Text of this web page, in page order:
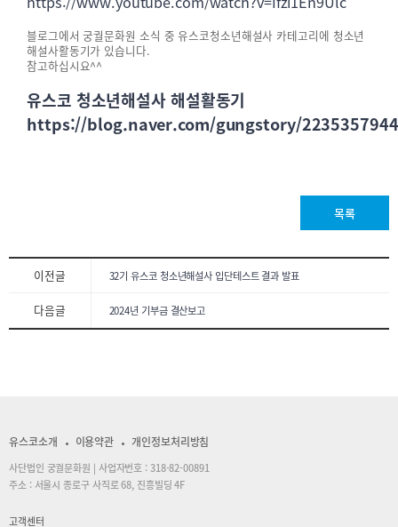
블로그에서 궁궐문화원 소식 중 유스코청소년해설사 카테고리에 청소년
해설사활동기가 있습니다.
참고하십시요^^
유스코 청소년해설사 해설활동기
https://blog.naver.com/gungstory/
목록
이전글 32기 유스코 청소년해설사 입단테스트 결과 발표
다음글 2024년 기부금 결산보고
유스코소개 이용약관 개인정보처리방침
사단법인 궁궐문화원 | 사업자번호 : 318-82-00891
주소 : 서울시 종로구 사직로 68, 진흥빌딩 4F
고객센터